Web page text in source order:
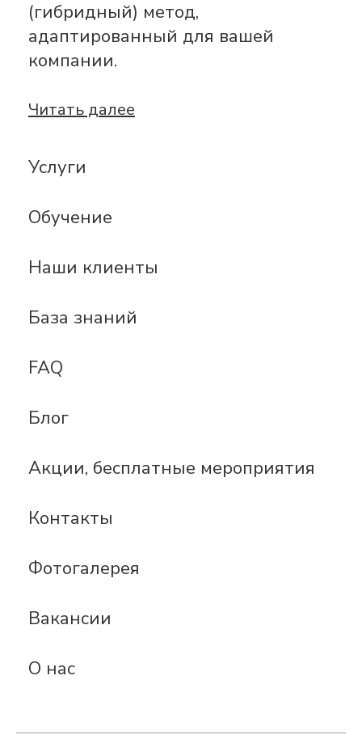
Услуги
Обучение
Наши клиенты
База знаний
FAQ
Блог
Акции, бесплатные мероприятия
Контакты
Фотогалерея
Вакансии
О нас
(гибридный) метод,
адаптированный для вашей
компании.
Читать далее